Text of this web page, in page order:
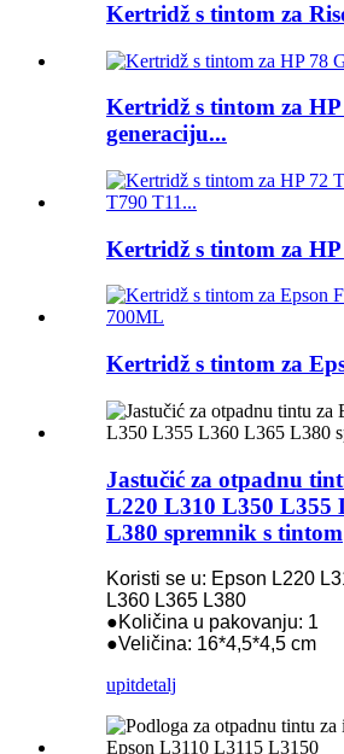
Kertridž s tintom za
Kertridž s tintom za HP
generaciju...
Kertridž s tintom za HP
Kertridž s tintom za
Jastučić za otpadnu
L220 L310 L350 L355
L380 spremnik s tintom
Koristi se u: Epson L220
L360 L365 L380
●Količina u pakovanju: 1
●Veličina: 16*4,5*4,5 cm
upitdetalj